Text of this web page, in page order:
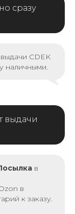
сразу
CDEK
наличными.
выдачи
в
в
к заказу.